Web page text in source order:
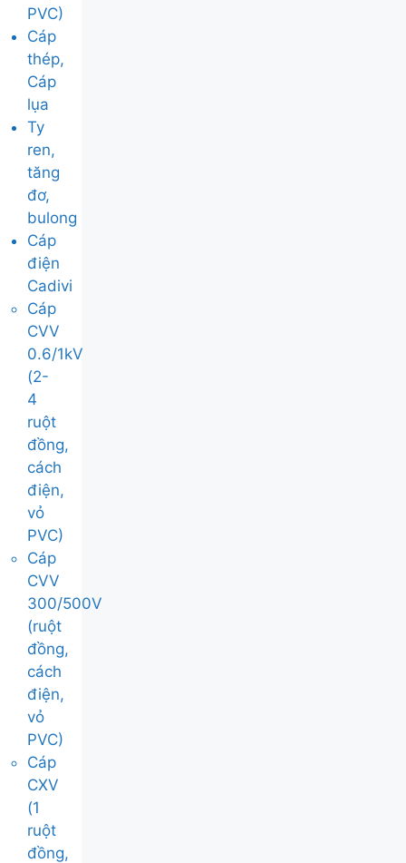
PVC)
Cáp
thép,
Cáp
lụa
Ty
ren,
tăng
đơ,
bulong
Cáp
điện
Cadivi
Cáp
CVV
0.6/1kV
(2-
4
ruột
đồng,
cách
điện,
vỏ
PVC)
Cáp
CVV
300/500V
(ruột
đồng,
cách
điện,
vỏ
PVC)
Cáp
CXV
(1
ruột
đồng,